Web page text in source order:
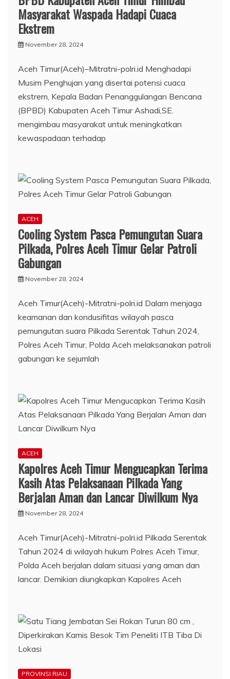
Masyarakat Waspada Hadapi Cuaca
Ekstrem
November 28, 2024
Aceh Timur(Aceh)–Mitratni-polri.id Menghadapi
Musim Penghujan yang disertai potensi cuaca
ekstrem, Kepala Badan Penanggulangan Bencana
(BPBD) Kabupaten Aceh Timur Ashadi,SE.
mengimbau masyarakat untuk meningkatkan
kewaspadaan terhadap
ACEH
Cooling System Pasca Pemungutan Suara
Pilkada, Polres Aceh Timur Gelar Patroli
Gabungan
November 28, 2024
Aceh Timur(Aceh)-Mitratni-polri.id Dalam menjaga
keamanan dan kondusifitas wilayah pasca
pemungutan suara Pilkada Serentak Tahun 2024,
Polres Aceh Timur, Polda Aceh melaksanakan patroli
gabungan ke sejumlah
ACEH
Kapolres Aceh Timur Mengucapkan Terima
Kasih Atas Pelaksanaan Pilkada Yang
Berjalan Aman dan Lancar Diwilkum Nya
November 28, 2024
Aceh Timur(Aceh)-Mitratni-polri.id Pilkada Serentak
Tahun 2024 di wilayah hukum Polres Aceh Timur,
Polda Aceh berjalan dalam situasi yang aman dan
lancar. Demikian diungkapkan Kapolres Aceh
PROVINSI RIAU